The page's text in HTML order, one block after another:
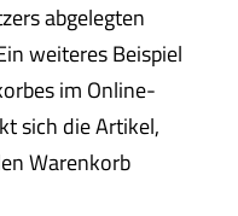
abgelegten
weiteres Beispiel
im Online-
sich die Artikel,
Warenkorb